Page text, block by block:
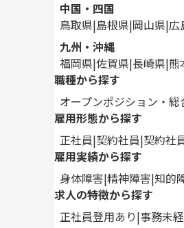
中国・四国
鳥取県 島根県 岡山県 広
九州・沖縄
福岡県 佐賀県 長崎県 熊
職種から探す
オープンポジション・総
雇用形態から探す
正社員 契約社員 契約社
雇用実績から探す
身体障害 精神障害 知的
求人の特徴から探す
正社員登用あり 事務未